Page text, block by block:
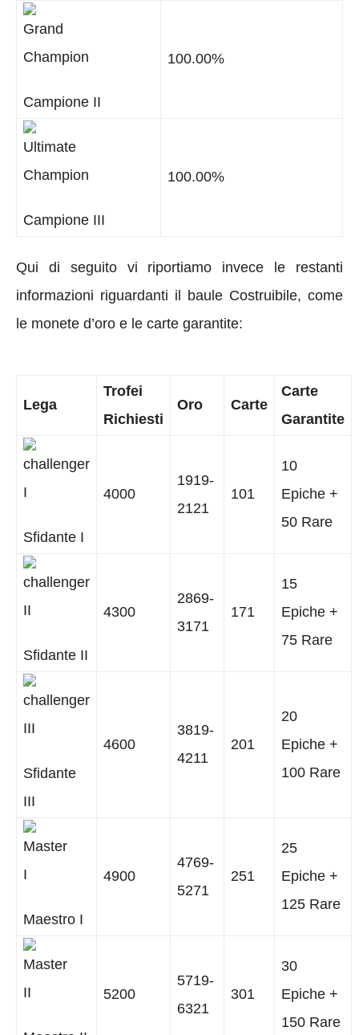
Campione II
100.00%
Campione III
100.00%
Qui di seguito vi riportiamo invece le restanti
informazioni riguardanti il baule Costruibile, come
le monete d’oro e le carte garantite:
Lega
Trofei
Richiesti
Oro Carte
Carte
Garantite
Sfidante I
4000
1919-
2121
101
10
Epiche +
50 Rare
Sfidante II
4300
2869-
3171
171
15
Epiche +
75 Rare
Sfidante
III
4600
3819-
4211
201
20
Epiche +
100 Rare
Maestro I
4900
4769-
5271
251
25
Epiche +
125 Rare
5200
5719-
6321
301
30
Epiche +
150 Rare